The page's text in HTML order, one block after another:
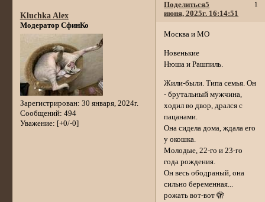
Поделиться 1
5
июня, 2025г. 16:14:51
Kluchka Alex
Модератор СфинКо
Зарегистрирован: 30 января, 2024г.
Сообщений: 494
Уважение: [+0/-0]
Москва и МО
Новенькие
Нюша и Рашпиль.
Жили-были. Типа семья. Он
- брутальный мужчина,
ходил во двор, дрался с
пацанами.
Она сидела дома, ждала его
у окошка.
Молодые, 22-го и 23-го
года рождения.
Он весь ободраный, она
сильно беременная...
рожать вот-вот 🫣